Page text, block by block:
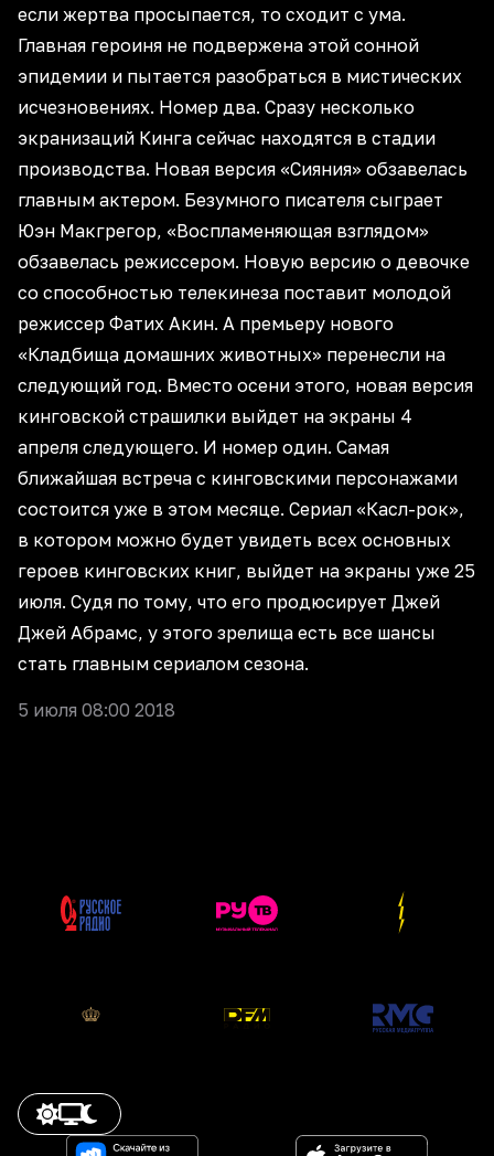
если жертва просыпается, то сходит с ума.
Главная героиня не подвержена этой сонной
эпидемии и пытается разобраться в мистических
исчезновениях. Номер два. Сразу несколько
экранизаций Кинга сейчас находятся в стадии
производства. Новая версия «Сияния» обзавелась
главным актером. Безумного писателя сыграет
Юэн Макгрегор, «Воспламеняющая взглядом»
обзавелась режиссером. Новую версию о девочке
со способностью телекинеза поставит молодой
режиссер Фатих Акин. А премьеру нового
«Кладбища домашних животных» перенесли на
следующий год. Вместо осени этого, новая версия
кинговской страшилки выйдет на экраны 4
апреля следующего. И номер один. Самая
ближайшая встреча с кинговскими персонажами
состоится уже в этом месяце. Сериал «Касл-рок»,
в котором можно будет увидеть всех основных
героев кинговских книг, выйдет на экраны уже 25
июля. Судя по тому, что его продюсирует Джей
Джей Абрамс, у этого зрелища есть все шансы
стать главным сериалом сезона.
5 июля 08:00 2018